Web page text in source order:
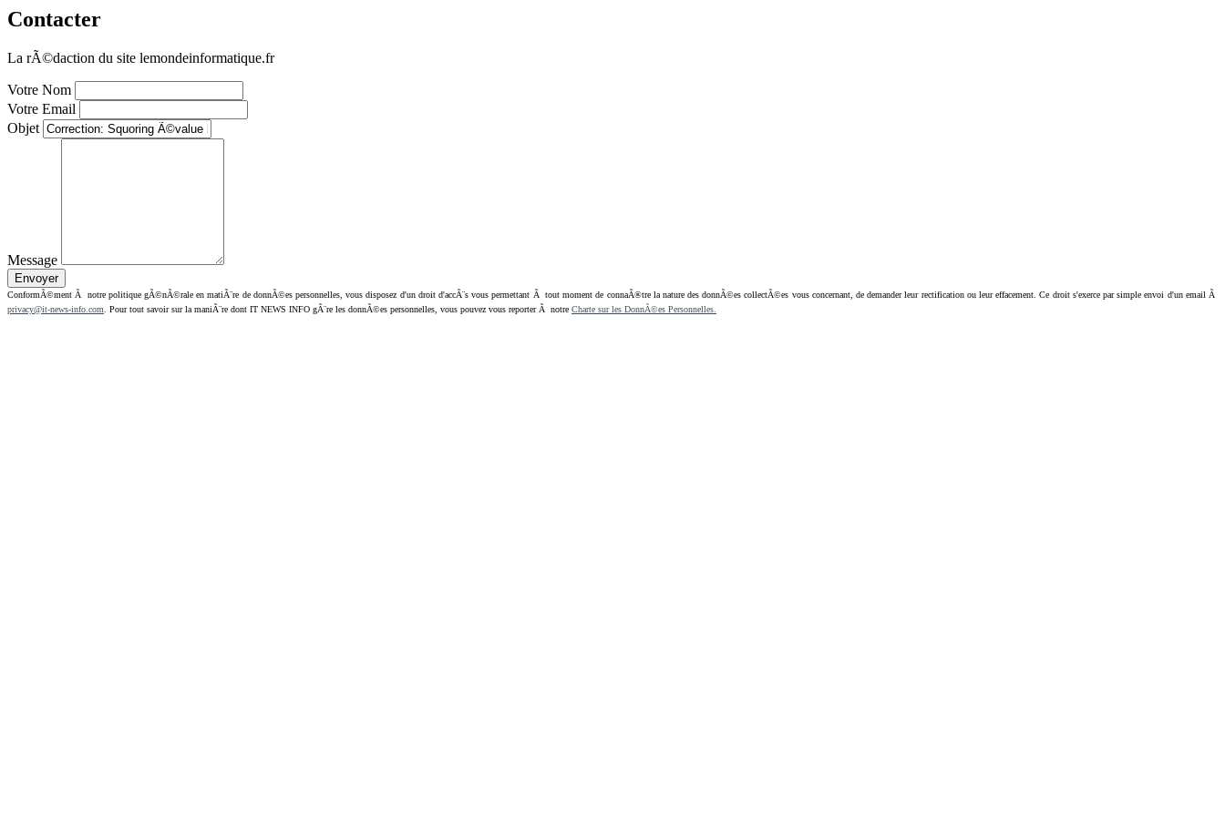
Contacter
La rÃ©daction du site lemondeinformatique.fr
Votre Nom
Votre Email
Objet
Message
ConformÃ©ment Ã notre politique gÃ©nÃ©rale en matiÃ¨re de donnÃ©es personnelles, vous disposez d'un droit d'accÃ¨s vous permettant Ã tout moment de connaÃ®tre la nature des donnÃ©es collectÃ©es vous concernant, de demander leur rectification ou leur effacement. Ce droit s'exerce par simple envoi d'un email Ã
privacy@it-news-info.com . Pour tout savoir sur la maniÃ¨re dont IT NEWS INFO gÃ¨re les donnÃ©es personnelles, vous pouvez vous reporter Ã notre Charte sur les DonnÃ©es Personnelles.